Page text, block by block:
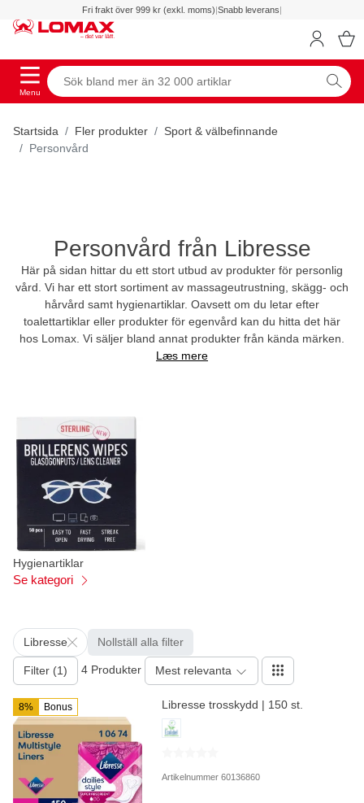
Fri frakt över 999 kr (exkl. moms)|Snabb leverans|
Menu
Startsida Fler produkter
Sport & välbefinnande
Personvård
Personvård från Libresse
Här på sidan hittar du ett stort utbud av produkter för personlig
vård. Vi har ett stort sortiment av massageutrustning, skägg- och
hårvård samt hygienartiklar. Oavsett om du letar efter
toalettartiklar eller produkter för egenvård kan du hitta det här
hos Lomax. Vi säljer bland annat produkter från kända märken.
Læs mere
Hygienartiklar
Se kategori
Libresse Nollställ alla filter
Filter (1) 4 Produkter Mest relevanta
8% Bonus Libresse trosskydd | 150 st.
Artikelnummer 60136860